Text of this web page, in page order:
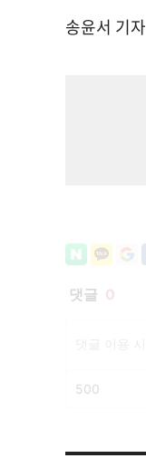
송윤서 기자